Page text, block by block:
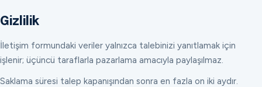
Gizlilik
İletişim formundaki veriler yalnızca talebinizi yanıtlamak için
işlenir; üçüncü taraflarla pazarlama amacıyla paylaşılmaz.
Saklama süresi talep kapanışından sonra en fazla on iki aydır.